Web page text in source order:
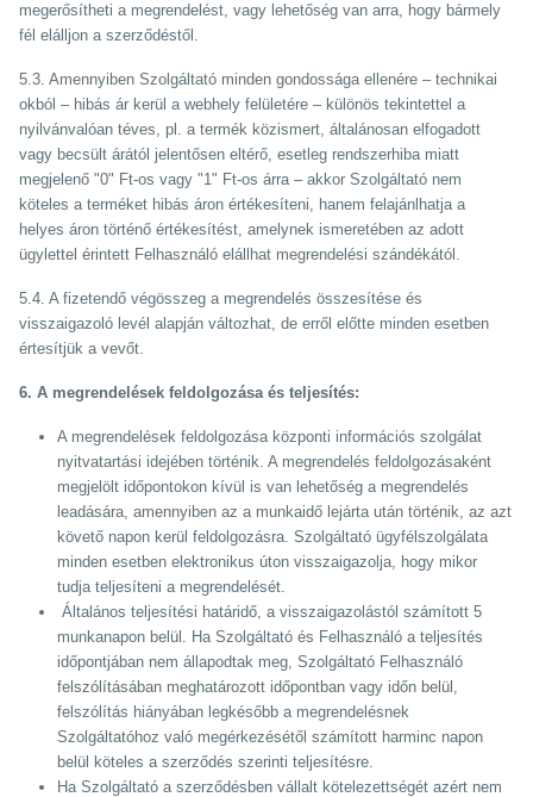
megerősítheti a megrendelést, vagy lehetőség van arra, hogy bármely
fél elálljon a szerződéstől.
5.3. Amennyiben Szolgáltató minden gondossága ellenére – technikai
okból – hibás ár kerül a webhely felületére – különös tekintettel a
nyilvánvalóan téves, pl. a termék közismert, általánosan elfogadott
vagy becsült árától jelentősen eltérő, esetleg rendszerhiba miatt
megjelenő "0" Ft-os vagy "1" Ft-os árra – akkor Szolgáltató nem
köteles a terméket hibás áron értékesíteni, hanem felajánlhatja a
helyes áron történő értékesítést, amelynek ismeretében az adott
ügylettel érintett Felhasználó elállhat megrendelési szándékától.
5.4. A fizetendő végösszeg a megrendelés összesítése és
visszaigazoló levél alapján változhat, de erről előtte minden esetben
értesítjük a vevőt.
6. A megrendelések feldolgozása és teljesítés:
A megrendelések feldolgozása központi információs szolgálat
nyitvatartási idejében történik. A megrendelés feldolgozásaként
megjelölt időpontokon kívül is van lehetőség a megrendelés
leadására, amennyiben az a munkaidő lejárta után történik, az azt
követő napon kerül feldolgozásra. Szolgáltató ügyfélszolgálata
minden esetben elektronikus úton visszaigazolja, hogy mikor
tudja teljesíteni a megrendelését.
Általános teljesítési határidő, a visszaigazolástól számított 5
munkanapon belül. Ha Szolgáltató és Felhasználó a teljesítés
időpontjában nem állapodtak meg, Szolgáltató Felhasználó
felszólításában meghatározott időpontban vagy időn belül,
felszólítás hiányában legkésőbb a megrendelésnek
Szolgáltatóhoz való megérkezésétől számított harminc napon
belül köteles a szerződés szerinti teljesítésre.
Ha Szolgáltató a szerződésben vállalt kötelezettségét azért nem